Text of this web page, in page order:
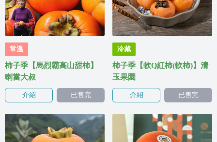
常溫
柿子季【馬烈霸高山甜柿】
喇當大叔
介紹 已售完
冷藏
柿子季【軟Q紅柿(軟柿)】清
玉果園
介紹 已售完